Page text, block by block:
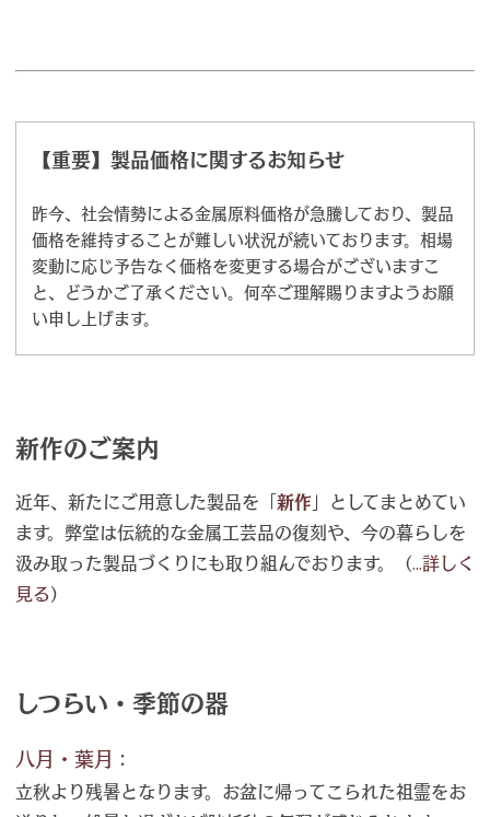
【重要】製品価格に関するお知らせ
昨今、社会情勢による金属原料価格が急騰しており、製品
価格を維持することが難しい状況が続いております。相場
変動に応じ予告なく価格を変更する場合がございますこ
と、どうかご了承ください。何卒ご理解賜りますようお願
い申し上げます。
新作のご案内
近年、新たにご用意した製品を「 新作 」としてまとめてい
ます。弊堂は伝統的な金属工芸品の復刻や、今の暮らしを
汲み取った製品づくりにも取り組んでおります。（...詳しく
見る）
しつらい・季節の器
八月・葉月
：
立秋より残暑となります。お盆に帰ってこられた祖霊をお